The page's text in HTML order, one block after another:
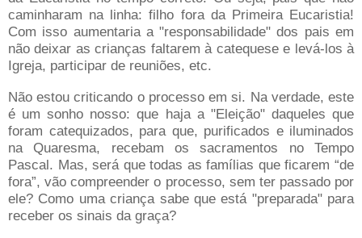
caminharam na linha: filho fora da Primeira Eucaristia!
Com isso aumentaria a "responsabilidade" dos pais em
não deixar as crianças faltarem à catequese e levá-los à
Igreja, participar de reuniões, etc.
Não estou criticando o processo em si. Na verdade, este
é um sonho nosso: que haja a "Eleição" daqueles que
foram catequizados, para que, purificados e iluminados
na Quaresma, recebam os sacramentos no Tempo
Pascal. Mas, será que todas as famílias que ficarem “de
fora”, vão compreender o processo, sem ter passado por
ele? Como uma criança sabe que está "preparada" para
receber os sinais da graça?